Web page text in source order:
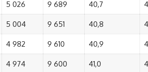
5 026 9 689 40,7
5 004 9 651 40,8
4 982 9 610 40,9
4 974 9 600 41,0